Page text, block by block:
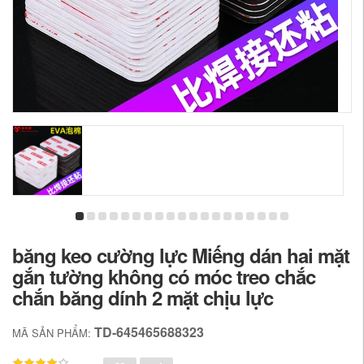
băng keo cường lực Miếng dán hai mặt
gắn tường không có móc treo chắc
chắn băng dính 2 mặt chịu lực
MÃ SẢN PHẨM: TD-645465688323